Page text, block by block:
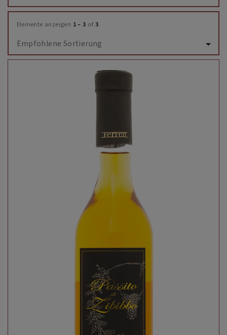
Elemente anzeigen 1 – 3 of3
Empfohlene Sortierung